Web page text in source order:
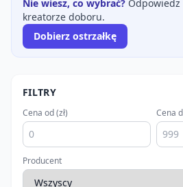
Nie wiesz, co wybrać?
kreatorze doboru.
Dobierz ostrzałkę
FILTRY
Cena od (zł) Cena
Producent